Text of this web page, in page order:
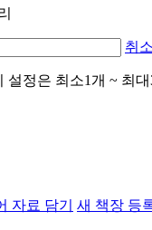
취소
설정은 최소1개 ~ 최
자료 담기 새 책장 등